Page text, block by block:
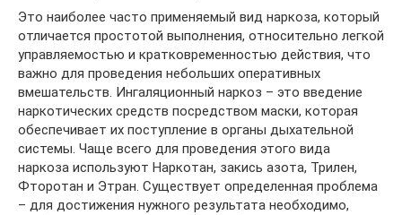
Это наиболее часто применяемый вид наркоза, который
отличается простотой выполнения, относительно легкой
управляемостью и кратковременностью действия, что
важно для проведения небольших оперативных
вмешательств. Ингаляционный наркоз – это введение
наркотических средств посредством маски, которая
обеспечивает их поступление в органы дыхательной
системы. Чаще всего для проведения этого вида
наркоза используют Наркотан, закись азота, Трилен,
Фторотан и Этран. Существует определенная проблема
– для достижения нужного результата необходимо,